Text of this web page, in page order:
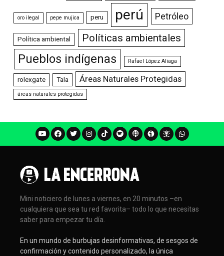
oro ilegal pepe mujica peru perú Petróleo
Política ambiental Políticas ambientales
Pueblos indígenas Rafael López Aliaga
rolexgate Tala Áreas Naturales Protegidas
áreas naturales protegidas
Mini noticiero de lunes a viernes, en 20 minutos –en
cualquiera que sea tu red favorita– todo lo que necesitas
saber para empezar tu día.
En un mundo de burbujas desinformativas, de sesgos de
confirmación y contenido personalizado, la única